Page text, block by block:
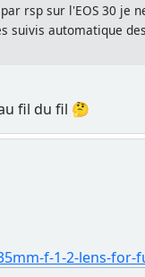
rsp sur l'EOS 30 je
suivis automatique
fil du fil 🤔
f-1-2-lens-